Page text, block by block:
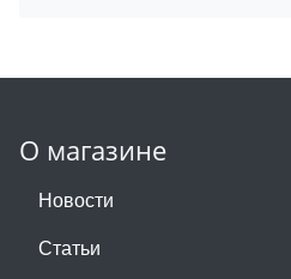
О магазине
Новости
Статьи